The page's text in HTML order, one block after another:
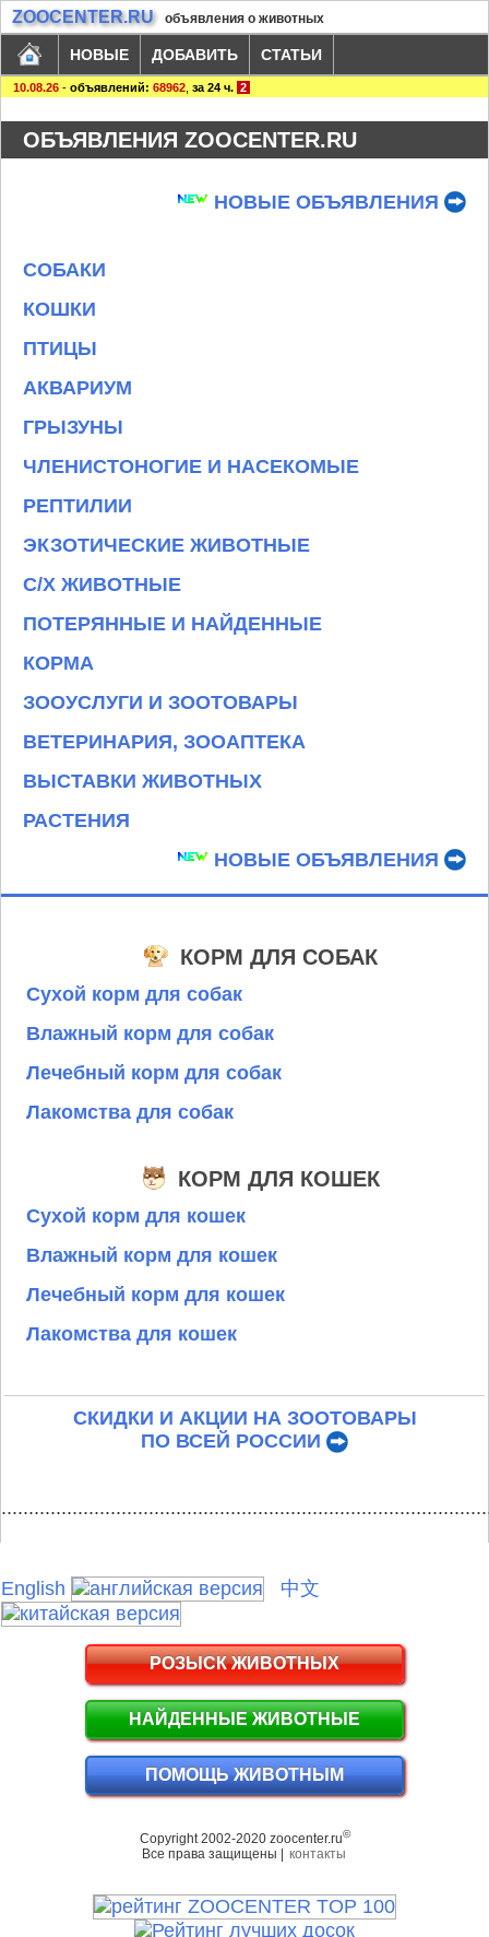
ZOOCENTER.RU объявления о животных
НОВЫЕ ДОБАВИТЬ СТАТЬИ
10.08.26 - объявлений: 68962 за 24 ч. 2
ОБЪЯВЛЕНИЯ ZOOCENTER.RU
НОВЫЕ ОБЪЯВЛЕНИЯ
СОБАКИ
КОШКИ
ПТИЦЫ
АКВАРИУМ
ГРЫЗУНЫ
ЧЛЕНИСТОНОГИЕ И НАСЕКОМЫЕ
РЕПТИЛИИ
ЭКЗОТИЧЕСКИЕ ЖИВОТНЫЕ
С/Х ЖИВОТНЫЕ
ПОТЕРЯННЫЕ И НАЙДЕННЫЕ
КОРМА
ЗООУСЛУГИ И ЗООТОВАРЫ
ВЕТЕРИНАРИЯ, ЗООАПТЕКА
ВЫСТАВКИ ЖИВОТНЫХ
РАСТЕНИЯ
НОВЫЕ ОБЪЯВЛЕНИЯ
КОРМ ДЛЯ СОБАК
Сухой корм для собак
Влажный корм для собак
Лечебный корм для собак
Лакомства для собак
КОРМ ДЛЯ КОШЕК
Сухой корм для кошек
Влажный корм для кошек
Лечебный корм для кошек
Лакомства для кошек
СКИДКИ И АКЦИИ НА ЗООТОВАРЫ
ПО ВСЕЙ РОССИИ
English 中文
РОЗЫСК ЖИВОТНЫХ
НАЙДЕННЫЕ ЖИВОТНЫЕ
ПОМОЩЬ ЖИВОТНЫМ
Copyright 2002-2020 zoocenter.ru©
Все права защищены | контакты